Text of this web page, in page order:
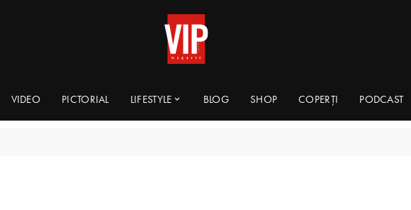
VIDEO PICTORIAL LIFESTYLE BLOG SHOP COPERȚI PODCAST